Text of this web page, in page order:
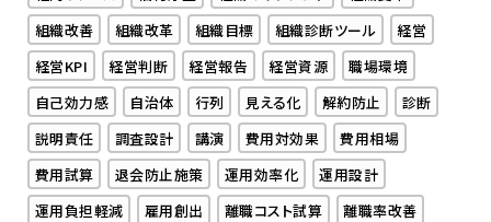
組織改善
組織改革 組織目標 組織診断ツール
経営
経営KPI
経営判断 経営報告 経営資源
職場環境
自己効力感
自治体 行列 見える化 解約防止
診断
説明責任
調査設計 講演 費用対効果
費用相場
費用試算
退会防止施策 運用効率化
運用設計
運用負担軽減
雇用創出 離職コスト試算
離職率改善